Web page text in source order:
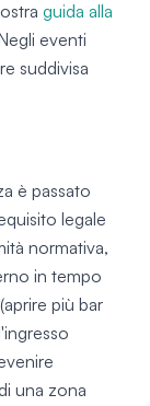
guida alla
eventi
suddivisa
è passato
legale
normativa,
in tempo
più bar
una zona